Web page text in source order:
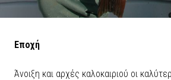
Εποχή
Άνοιξη και αρχές καλοκαιριού οι